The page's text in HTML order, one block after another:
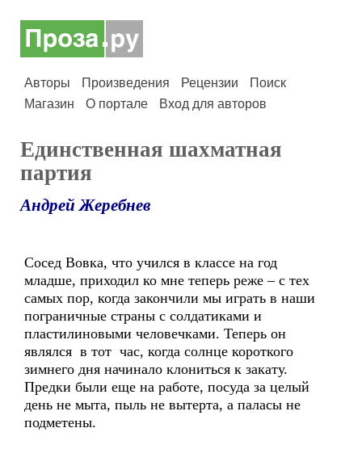
Авторы Произведения Рецензии
Поиск
Магазин
О портале Вход для авторов
Единственная шахматная
партия
Андрей Жеребнев
Сосед Вовка, что учился в классе на год
младше, приходил ко мне теперь реже – с тех
самых пор, когда закончили мы играть в наши
пограничные страны с солдатиками и
пластилиновыми человечками. Теперь он
являлся в тот час, когда солнце короткого
зимнего дня начинало клониться к закату.
Предки были еще на работе, посуда за целый
день не мыта, пыль не вытерта, а паласы не
подметены.